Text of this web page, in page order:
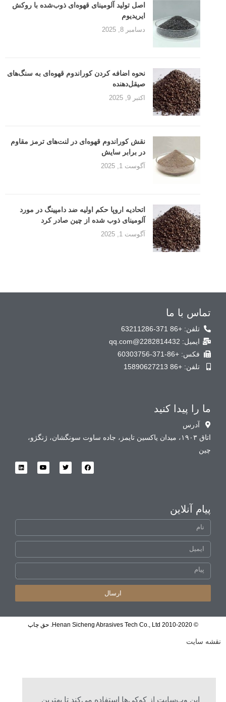
این وب‌سایت از کوکی‌ها استفاده می‌کند تا بهترین
اصل تولید آلومینای قهوه‌ای ذوب‌شده با روکش
ایریدیوم
دسامبر 8, 2025
نحوه اضافه کردن کوراندوم قهوه‌ای به سنگ‌های
صیقل‌دهنده
اکتبر 9, 2025
نقش کوراندوم قهوه‌ای در لنت‌های ترمز مقاوم
در برابر سایش
آگوست 1, 2025
اتحادیه اروپا حکم اولیه ضد دامپینگ در مورد
آلومینای ذوب شده از چین صادر کرد
آگوست 1, 2025
تماس با ما
تلفن: +86 371-63211286
ایمیل: 2282814432@qq.com
فکس: +86-371-60303756
تلفن: +86 15890627213
ما را پیدا کنید
آدرس
اتاق ۱۹۰۳، میدان یاکسین تایمز، جاده ساوت سونگشان، ژنگژو،
چین
پیام آنلاین
ارسال
سایت